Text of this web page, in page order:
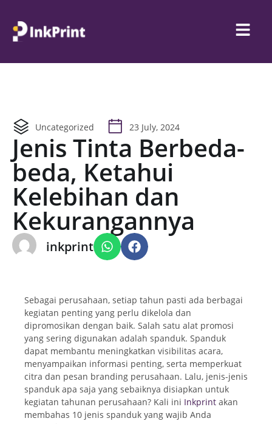
Uncategorized 23 July, 2024
Jenis Tinta Berbeda-
beda, Ketahui
Kelebihan dan
Kekurangannya
inkprint
Sebagai perusahaan, setiap tahun pasti ada berbagai
kegiatan penting yang perlu dikelola dan
dipromosikan dengan baik. Salah satu alat promosi
yang sering digunakan adalah spanduk. Spanduk
dapat membantu meningkatkan visibilitas acara,
menyampaikan informasi penting, serta memperkuat
citra dan pesan branding perusahaan. Lalu, jenis-jenis
spanduk apa saja yang sebaiknya disiapkan untuk
kegiatan tahunan perusahaan? Kali ini Inkprint akan
membahas 10 jenis spanduk yang wajib Anda